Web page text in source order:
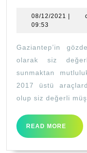
08/12/2021 08/
09:53
Gaziantep’in
olarak siz
sunmaktan
2017 üstü
olup siz değerli
READ MORE